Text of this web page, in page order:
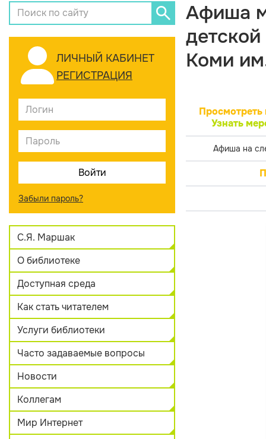
ЛИЧНЫЙ КАБИНЕТ
РЕГИСТРАЦИЯ
Забыли пароль?
С.Я. Маршак
О библиотеке
Доступная среда
Как стать читателем
Услуги библиотеки
Часто задаваемые вопросы
Новости
Коллегам
Мир Интернет
Афиша
Коми
Просмотреть
Узнать
Афиша на